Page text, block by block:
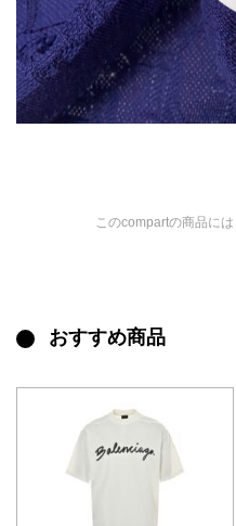
このcompartの商品に
おすすめ商品